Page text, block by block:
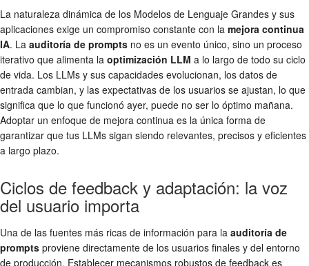
La naturaleza dinámica de los Modelos de Lenguaje Grandes y sus
aplicaciones exige un compromiso constante con la mejora continua
IA. La auditoría de prompts no es un evento único, sino un proceso
iterativo que alimenta la optimización LLM a lo largo de todo su ciclo
de vida. Los LLMs y sus capacidades evolucionan, los datos de
entrada cambian, y las expectativas de los usuarios se ajustan, lo que
significa que lo que funcionó ayer, puede no ser lo óptimo mañana.
Adoptar un enfoque de mejora continua es la única forma de
garantizar que tus LLMs sigan siendo relevantes, precisos y eficientes
a largo plazo.
Ciclos de feedback y adaptación: la voz
del usuario importa
Una de las fuentes más ricas de información para la auditoría de
prompts proviene directamente de los usuarios finales y del entorno
de producción. Establecer mecanismos robustos de feedback es